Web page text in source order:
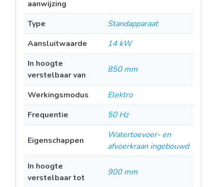
aanwijzing
Type
Standapparaat
Aansluitwaarde
14 kW
In hoogte
verstelbaar van
850 mm
Werkingsmodus
Elektro
Frequentie
50 Hz
Eigenschappen
Watertoevoer- en
afvoerkraan ingebouwd
In hoogte
verstelbaar tot
900 mm